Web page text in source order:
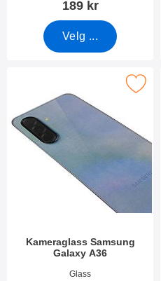
189 kr
Velg ...
Kameraglass Samsung
Galaxy A36
Varenummer 53017
Glass
Merk kameraglass Samsung
Merk